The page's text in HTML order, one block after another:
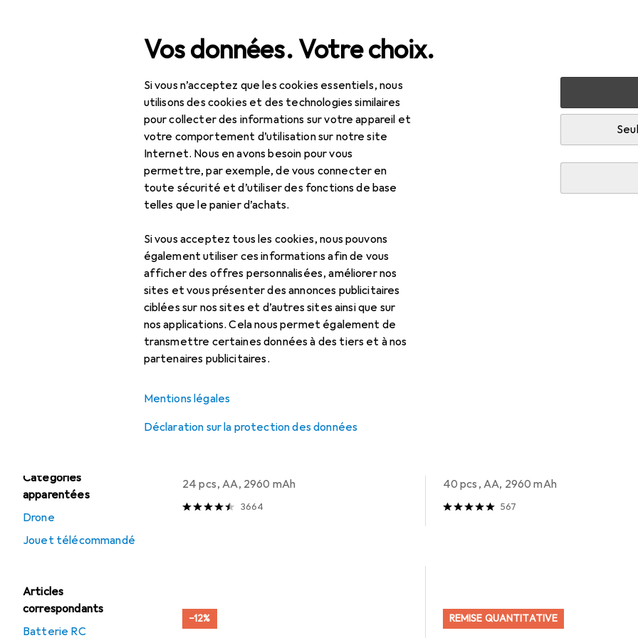
Vos données. Votre choix.
Si vous n’acceptez que les cookies essentiels, nous
utilisons des cookies et des technologies similaires
pour collecter des informations sur votre appareil et
votre comportement d’utilisation sur notre site
Internet. Nous en avons besoin pour vous
permettre, par exemple, de vous connecter en
toute sécurité et d’utiliser des fonctions de base
telles que le panier d’achats.
Si vous acceptez tous les cookies, nous pouvons
également utiliser ces informations afin de vous
afficher des offres personnalisées, améliorer nos
sites et vous présenter des annonces publicitaires
ciblées sur nos sites et d’autres sites ainsi que sur
nos applications. Cela nous permet également de
transmettre certaines données à des tiers et à nos
partenaires publicitaires.
Mentions légales
Déclaration sur la protection des données
Recherche
Catégories
apparentées
Drone
Jouet télécommandé
Articles
correspondants
Batterie RC
Tout l'assortiment Jouets Voitures jouet
EUR
77,32
AmewiCamion tout-terrain 4WD
RTR Prêt à fonctionner
Accessoires pour Amewi Camion tout-
Ici, vous trouverez des accessoires compatibles avec le produit Amewi Camion tout-
Trier par:Pertinence
Liste des produits
Batteries + piles
24 pcs, AA, 2960 mAh
3664
40 pcs, AA, 2960 mAh
567
−12% REMISE QUANTITATIVE